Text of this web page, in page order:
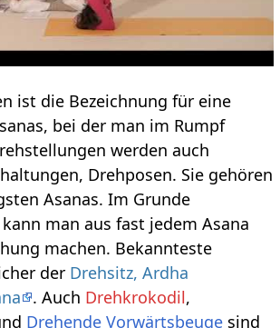
ist die Bezeichnung für eine
bei der man im Rumpf
werden auch
Drehposen. Sie gehören
Asanas. Im Grunde
man aus fast jedem Asana
machen. Bekannteste
der Drehsitz, Ardha
. Auch Drehkrokodil,
Drehende Vorwärtsbeuge sind